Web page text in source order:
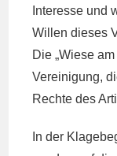
Interesse und
Willen dieses
Die „Wiese
Vereinigung,
Rechte des
In der